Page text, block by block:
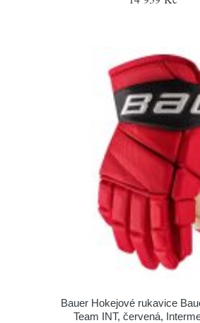
Bauer Hokejové rukavice
Team INT, červená,